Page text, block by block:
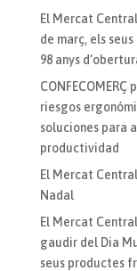
El Mercat
de març, els seus
98 anys
riesgos
soluciones para
productividad
El Mercat
Nadal
El Mercat
gaudir del Dia
seus productes